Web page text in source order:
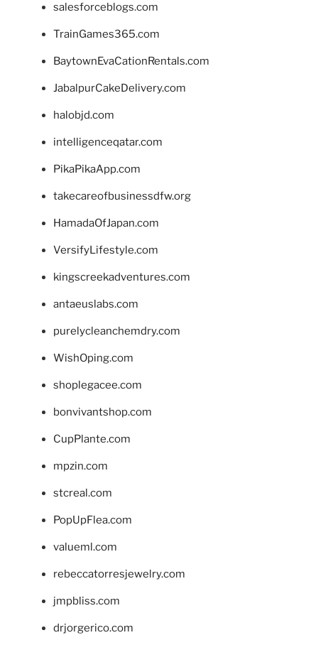
salesforceblogs.com
TrainGames365.com
BaytownEvaCationRentals.com
JabalpurCakeDelivery.com
halobjd.com
intelligenceqatar.com
PikaPikaApp.com
takecareofbusinessdfw.org
HamadaOfJapan.com
VersifyLifestyle.com
kingscreekadventures.com
antaeuslabs.com
purelycleanchemdry.com
WishOping.com
shoplegacee.com
bonvivantshop.com
CupPlante.com
mpzin.com
stcreal.com
PopUpFlea.com
valueml.com
rebeccatorresjewelry.com
jmpbliss.com
drjorgerico.com